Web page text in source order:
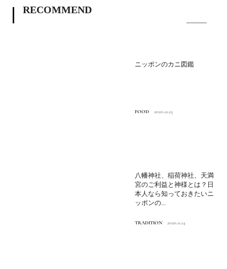
RECOMMEND
ニッポンのカニ図鑑
FOOD 2020.12.25
八幡神社、稲荷神社、天満
宮のご利益と神様とは？日
本人なら知っておきたいニ
ッポンの...
TRADITION 2020.11.14